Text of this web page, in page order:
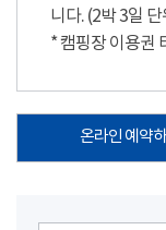
니다. (2박 3일
* 캠핑장 이용권
온라인 예약하